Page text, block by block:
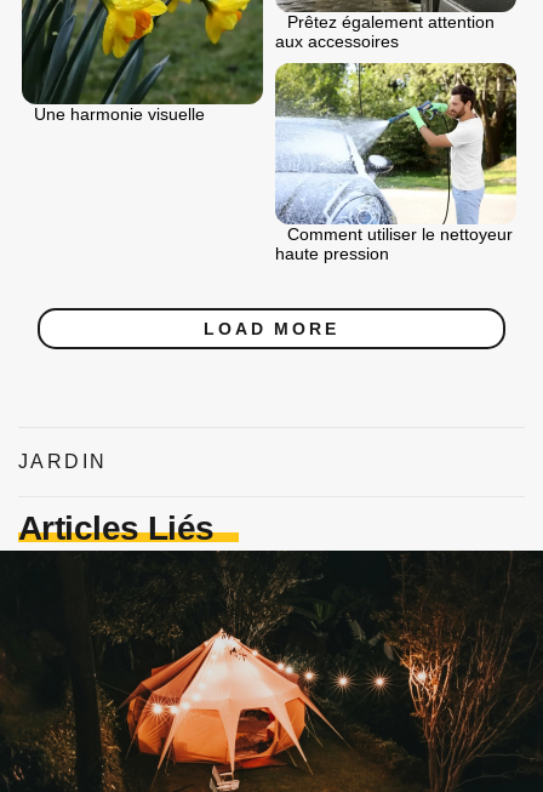
Prêtez également attention
aux accessoires
Une harmonie visuelle
Comment utiliser le nettoyeur
haute pression
LOAD MORE
JARDIN
Articles Liés